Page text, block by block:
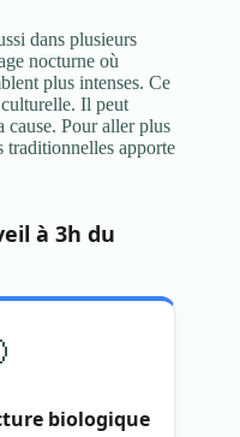
dans plusieurs
nocturne où
plus intenses. Ce
Il peut
cause. Pour aller plus
traditionnelles apporte
à 3h du
biologique